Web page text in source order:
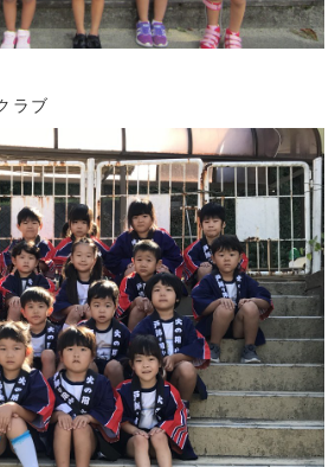
ラブ